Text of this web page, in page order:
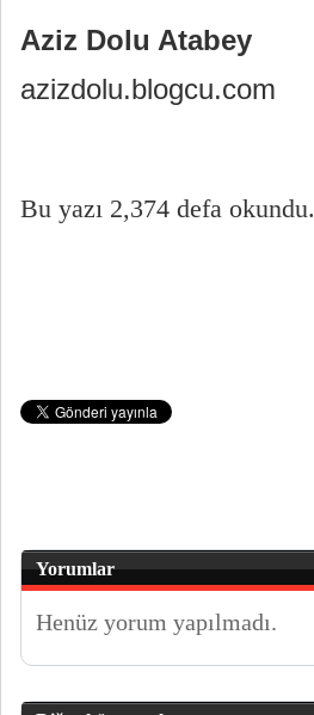
Aziz Dolu Atabey
azizdolu.blogcu.com
Bu yazı 2,374 defa okundu.
Yorumlar
Henüz yorum yapılmadı.